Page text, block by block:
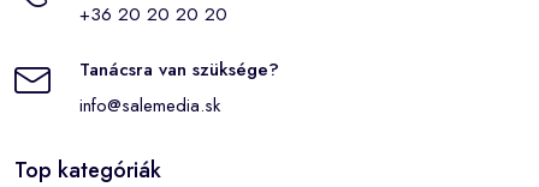
+36 20 20 20 20
Tanácsra van szüksége?
info@salemedia.sk
Top kategóriák